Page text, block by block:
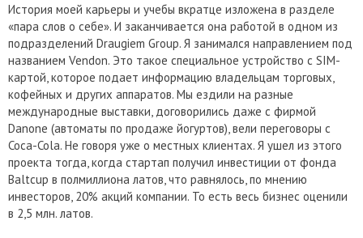
История моей карьеры и учебы вкратце изложена в разделе
«пара слов о себе». И заканчивается она работой в одном из
подразделений Draugiem Group. Я занимался направлением под
названием Vendon. Это такое специальное устройство с SIM-
картой, которое подает информацию владельцам торговых,
кофейных и других аппаратов. Мы ездили на разные
международные выставки, договорились даже с фирмой
Danone (автоматы по продаже йогуртов), вели переговоры с
Coca-Cola. Не говоря уже о местных клиентах. Я ушел из этого
проекта тогда, когда стартап получил инвестиции от фонда
Baltcup в полмиллиона латов, что равнялось, по мнению
инвесторов, 20% акций компании. То есть весь бизнес оценили
в 2,5 млн. латов.